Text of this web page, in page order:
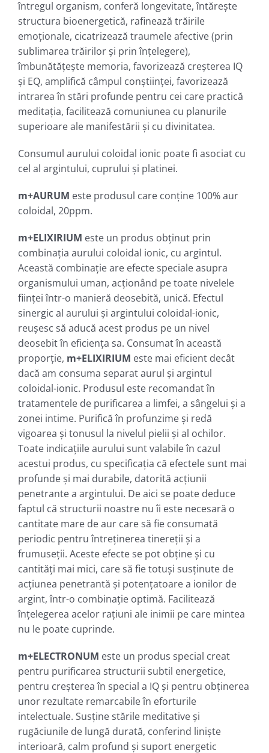
întregul organism, conferă longevitate, întăreşte
structura bioenergetică, rafinează trăirile
emoţionale, cicatrizează traumele afective (prin
sublimarea trăirilor şi prin înţelegere),
îmbunătăţeşte memoria, favorizează creşterea IQ
şi EQ, amplifică câmpul conştiinţei, favorizează
intrarea în stări profunde pentru cei care practică
meditaţia, facilitează comuniunea cu planurile
superioare ale manifestării şi cu divinitatea.
Consumul aurului coloidal ionic poate fi asociat cu
cel al argintului, cuprului şi platinei.
m+AURUM este produsul care conţine 100% aur
coloidal, 20ppm.
m+ELIXIRIUM este un produs obţinut prin
combinaţia aurului coloidal ionic, cu argintul.
Această combinaţie are efecte speciale asupra
organismului uman, acţionând pe toate nivelele
fiinţei într-o manieră deosebită, unică. Efectul
sinergic al aurului şi argintului coloidal-ionic,
reuşesc să aducă acest produs pe un nivel
deosebit în eficienţa sa. Consumat în această
proporţie, m+ELIXIRIUM este mai eficient decât
dacă am consuma separat aurul şi argintul
coloidal-ionic. Produsul este recomandat în
tratamentele de purificarea a limfei, a sângelui şi a
zonei intime. Purifică în profunzime şi redă
vigoarea şi tonusul la nivelul pielii şi al ochilor.
Toate indicaţiile aurului sunt valabile în cazul
acestui produs, cu specificaţia că efectele sunt mai
profunde şi mai durabile, datorită acţiunii
penetrante a argintului. De aici se poate deduce
faptul că structurii noastre nu îi este necesară o
cantitate mare de aur care să fie consumată
periodic pentru întreţinerea tinereţii şi a
frumuseţii. Aceste efecte se pot obţine şi cu
cantităţi mai mici, care să fie totuşi susţinute de
acţiunea penetrantă şi potenţatoare a ionilor de
argint, într-o combinaţie optimă. Facilitează
înţelegerea acelor raţiuni ale inimii pe care mintea
nu le poate cuprinde.
m+ELECTRONUM este un produs special creat
pentru purificarea structurii subtil energetice,
pentru creşterea în special a IQ şi pentru obţinerea
unor rezultate remarcabile în eforturile
intelectuale. Susţine stările meditative şi
rugăciunile de lungă durată, conferind linişte
interioară, calm profund şi suport energetic